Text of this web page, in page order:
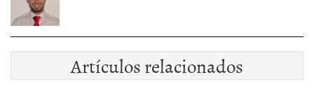
Artículos relacionados